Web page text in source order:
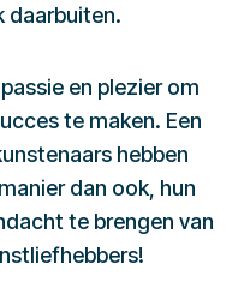
daarbuiten.
en plezier om
te maken. Een
hebben
dan ook, hun
te brengen van